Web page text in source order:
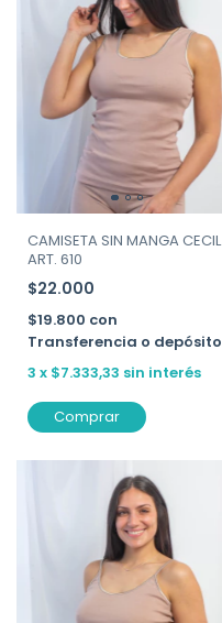
CAMISETA SIN MANGA CECIL
ART. 610
$22.000
$19.800 con
Transferencia o depósito
3 x $7.333,33 sin interés
Comprar